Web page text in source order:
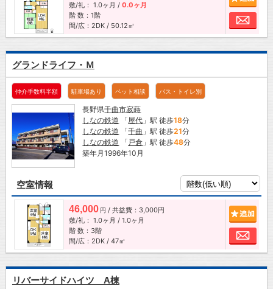
敷/礼： 1.0ヶ月 / 0.0ヶ月
階 数：1階
間/広：2DK / 50.12㎡
お
グランドライフ・Ｍ
仲介手数料半額 駐車場あり ペット相談 バス・トイレ別
長野県千曲市寂蒔
しなの鉄道 「屋代 」駅 徒歩18分
しなの鉄道 「千曲 」駅 徒歩21分
しなの鉄道 「 戸倉 」駅 徒歩48分
築年月1996年10月
空室情報
46,000 円 / 共益費：3,000円
敷/礼： 1.0ヶ月 / 1.0ヶ月
階 数：3階
間/広：2DK / 47㎡
お
リバーサイドハイツ A棟